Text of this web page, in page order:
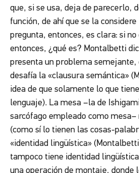
que, si se usa, deja de parecerlo,
función, de ahí que se la
pregunta, entonces, es clara: si no
entonces, ¿qué es? Montalbetti
presenta un problema semejante,
desafía la «clausura semántica»
idea de que solamente lo que
lenguaje). La mesa –la de
sarcófago empleado como mesa–
(como sí lo tienen las cosas-
«identidad lingüística»
tampoco tiene identidad
una operación de montaje, donde